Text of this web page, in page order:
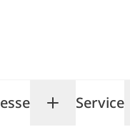
TOP Salon
ToggleService